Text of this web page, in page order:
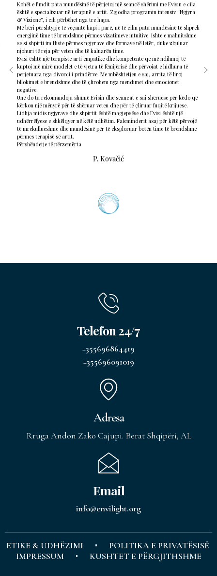
Kohët e fundit pata mundësinë të përjetoj një seancë shërimi me Evisin e cila
është e specializuar në terapinë e artit. Zgjodha programin intensiv “Ngjyra
& Vizione”, i cili përbëhet nga tre hapa.
Më bëri përshtypje të veçantë hapi i parë, në të cilin pata mundësinë të shpreh
energjinë time të brendshme përmes vizatimeve intuitive. Ishte e mahnitshme
se si shpirti im fliste përmes ngjyrave dhe formave në letër, duke zbuluar
njohuri të reja për veten dhe të kaluarën time.
Evisi është një terapiste arti empatike dhe kompetente qe më ndihmoj të
kuptoj më mirë modelet e të vjetra të fëmijërisë dhe përvojat e hidhura të
perjetuara nga divorci i prindërve. Me mbështetjen e saj, arrita të liroj
bllokimet e brendshme dhe të çlirohem nga mendimet dhe emocionet
negative.
Unë do ta rekomandoja shumë Evisin dhe seancat e saj shëruese për këdo që
kërkon një mënyrë për të shëruar veten dhe për të çliruar fuqitë krijuese.
Lidhja midis ngjyrave dhe shpirtit është magjepsëse dhe Evisi është një
udhërrëfyese e shkëlqyer në këtë udhëtim. Faleminderit asaj për këtë përvojë
të mrekullueshme dhe mundësinë për të eksploruar botën time të brendshme
përmes terapisë së artit.
Përshëndetje të përzemërta
P. Kovačić
Telefon 24/7
+355696864419
+355696091019
Adresa
Rruga Andon Zako Cajupi. Berat Shqipëri, AL
Email
info@envilight.org
ETIKE & UDHËZIMI
POLITIKA E PRIVATËSISË
IMPRESSUM
KUSHTET E PËRGJITHSHME